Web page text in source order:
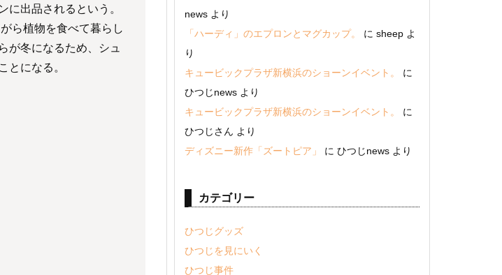
に出品されるという。
ら植物を食べて暮らし
が冬になるため、シュ
とになる。
news より
「ハーディ」のエプロンとマグカップ。
に sheep よ
り
キュービックプラザ新横浜のショーンイベント。
に
ひつじnews より
キュービックプラザ新横浜のショーンイベント。
に
ひつじさん より
ディズニー新作「ズートピア」
に ひつじnews より
カテゴリー
ひつじグッズ
ひつじを見にいく
ひつじ事件